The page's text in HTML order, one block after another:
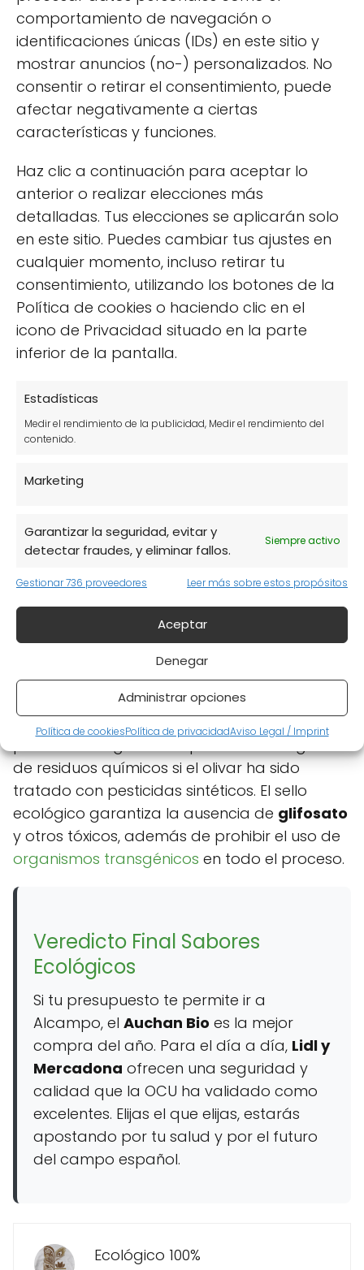
comportamiento de navegación o
identificaciones únicas (IDs) en este sitio y
mostrar anuncios (no-) personalizados. No
consentir o retirar el consentimiento, puede
afectar negativamente a ciertas
características y funciones.
Haz clic a continuación para aceptar lo
anterior o realizar elecciones más
detalladas. Tus elecciones se aplicarán solo
en este sitio. Puedes cambiar tus ajustes en
cualquier momento, incluso retirar tu
consentimiento, utilizando los botones de la
Política de cookies o haciendo clic en el
icono de Privacidad situado en la parte
inferior de la pantalla.
Estadísticas
Medir el rendimiento de la publicidad, Medir el rendimiento del
contenido.
Marketing
Garantizar la seguridad, evitar y
detectar fraudes, y eliminar fallos.
Siempre activo
Gestionar 736 proveedores Leer más sobre estos propósitos
Aceptar
Denegar
Administrar opciones
Política de cookiesPolítica de privacidadAviso Legal / Imprint
Máxima
Calidad
Alcampo Bio 91
Mejor Precio
Organic
ad
Bio
🏺 El secreto está en la
conservación
Incluso el mejor aceite del mundo se
sabor y los antioxidantes intactos, te
recomendamos usar unaaceitera de
Ver Aceiteras Profesionales en
Amazon
Diferencia entre Virgen Extra y
Ecológico
Es vital no confundir términos. Un aceite
de residuos químicos si el olivar ha sido
tratado con pesticidas sintéticos. El sello
ecológico garantiza la ausencia de glifosato
y otros tóxicos, además de prohibir el uso de
organismos transgénicos en todo el proceso.
Veredicto Final Sabores
Ecológicos
Si tu presupuesto te permite ir a
Alcampo, el Auchan Bio es la mejor
compra del año. Para el día a día, Lidl y
Mercadona ofrecen una seguridad y
calidad que la OCU ha validado como
excelentes. Elijas el que elijas, estarás
apostando por tu salud y por el futuro
del campo español.
Ecológico 100%